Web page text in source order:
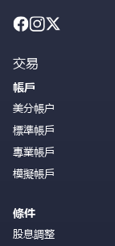
交易
帳戶
美分帳户
標準帳戶
專業帳戶
模擬帳戶
條件
股息調整